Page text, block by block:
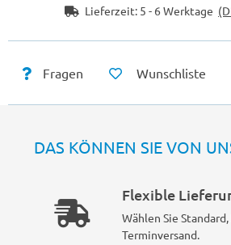
Lieferzeit: 5 - 6 Werktage
Fragen Wunschliste
DAS KÖNNEN SIE VON
Flexible
Wählen Sie
Terminversand.